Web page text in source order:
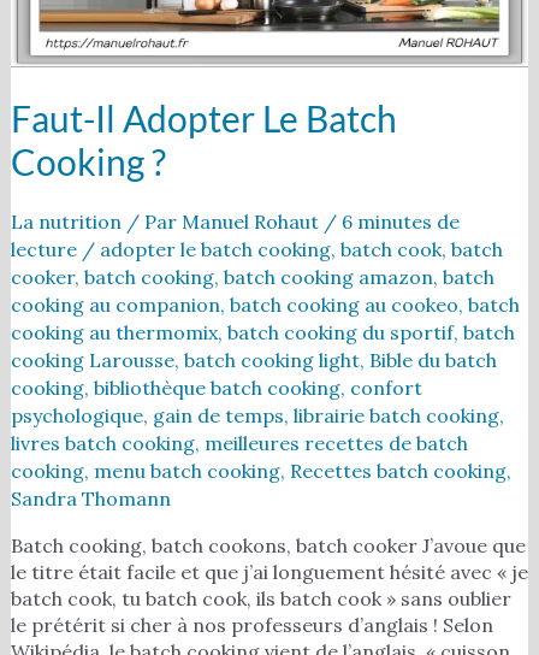
Faut-Il Adopter Le Batch
Cooking ?
La nutrition/ Par Manuel Rohaut / 6 minutes de
lecture/ adopter le batch cooking, batch cook, batch
cooker, batch cooking, batch cooking amazon, batch
cooking au companion, batch cooking au cookeo, batch
cooking au thermomix, batch cooking du sportif, batch
cooking Larousse, batch cooking light, Bible du batch
cooking, bibliothèque batch cooking, confort
psychologique, gain de temps, librairie batch cooking,
livres batch cooking, meilleures recettes de batch
cooking, menu batch cooking, Recettes batch cooking,
Sandra Thomann
Batch cooking, batch cookons, batch cooker J’avoue que
le titre était facile et que j’ai longuement hésité avec « je
batch cook, tu batch cook, ils batch cook » sans oublier
le prétérit si cher à nos professeurs d’anglais ! Selon